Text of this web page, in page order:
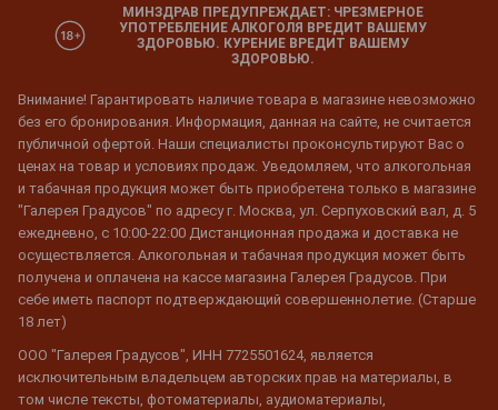
МИНЗДРАВ ПРЕДУПРЕЖДАЕТ: ЧРЕЗМЕРНОЕ
УПОТРЕБЛЕНИЕ АЛКОГОЛЯ ВРЕДИТ ВАШЕМУ
ЗДОРОВЬЮ. КУРЕНИЕ ВРЕДИТ ВАШЕМУ
ЗДОРОВЬЮ.
Внимание! Гарантировать наличие товара в магазине невозможно
без его бронирования. Информация, данная на сайте, не считается
публичной офертой. Наши специалисты проконсультируют Вас о
ценах на товар и условиях продаж. Уведомляем, что алкогольная
и табачная продукция может быть приобретена только в магазине
"Галерея Градусов" по адресу г. Москва, ул. Серпуховский вал, д. 5
ежедневно, с 10:00-22:00 Дистанционная продажа и доставка не
осуществляется. Алкогольная и табачная продукция может быть
получена и оплачена на кассе магазина Галерея Градусов. При
себе иметь паспорт подтверждающий совершеннолетие. (Старше
18 лет)
ООО "Галерея Градусов", ИНН 7725501624, является
исключительным владельцем авторских прав на материалы, в
том числе тексты, фотоматериалы, аудиоматериалы,